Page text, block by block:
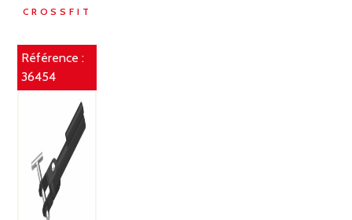
CROSSFIT
Référence :
36454